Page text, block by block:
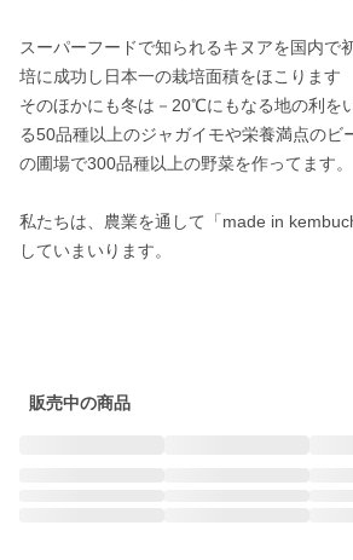
スーパーフードで知られるキヌアを国内で
培に成功し日本一の栽培面積をほこります
そのほかにも冬は－20℃にもなる地の利を
る50品種以上のジャガイモや栄養満点のビ
の圃場で300品種以上の野菜を作ってます。
私たちは、農業を通して「made in
していまいります。
販売中の商品